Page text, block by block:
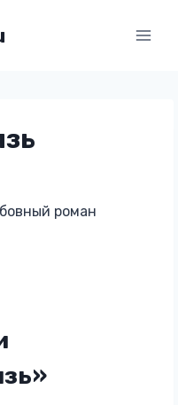
роман